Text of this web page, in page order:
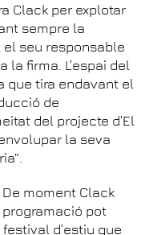
Clack per explotar
sempre la
el seu responsable
la firma. L’espai del
que tira endavant el
de
del projecte d’El
la seva
De moment Clack
pot
d’estiu que